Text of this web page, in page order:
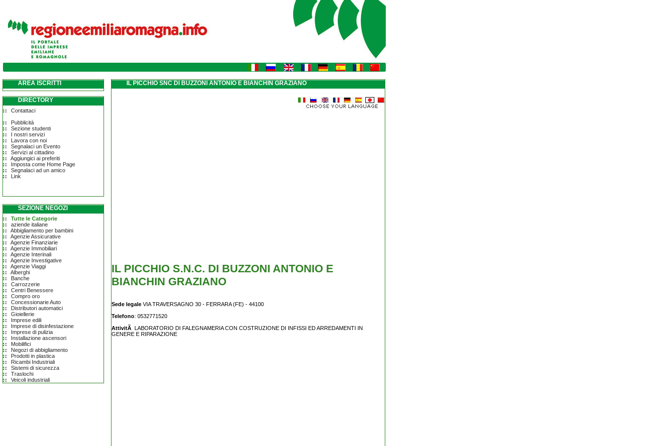
AREA ISCRITTI
DIRECTORY
Contattaci
Pubblicità
Sezione studenti
I nostri servizi
Lavora con noi
Segnalaci un Evento
Servizi al cittadino
Aggiungici ai preferiti
Imposta come Home Page
Segnalaci ad un amico
Link
SEZIONE NEGOZI
Tutte le Categorie
aziende italiane
Abbigliamento per bambini
Agenzie Assicurative
Agenzie Finanziarie
Agenzie Immobiliari
Agenzie Interinali
Agenzie Investigative
Agenzie Viaggi
Alberghi
Banche
Carrozzerie
Centri Benessere
Compro oro
Concessionarie Auto
Distributori automatici
Gioiellerie
Imprese edili
Imprese di disinfestazione
Imprese di pulizia
Installazione ascensori
Mobilifici
Negozi di abbigliamento
Prodotti in plastica
Ricambi Industriali
Sistemi di sicurezza
Traslochi
Veicoli industriali
IL PICCHIO SNC DI BUZZONI ANTONIO E BIANCHIN GRAZIANO
IL PICCHIO S.N.C. DI BUZZONI ANTONIO E
BIANCHIN GRAZIANO
Sede legale VIA TRAVERSAGNO 30 - FERRARA (FE) - 44100
Telefono: 0532771520
AttivitÃ
LABORATORIO DI FALEGNAMERIA CON COSTRUZIONE DI INFISSI ED ARREDAMENTI IN
GENERE E RIPARAZIONE